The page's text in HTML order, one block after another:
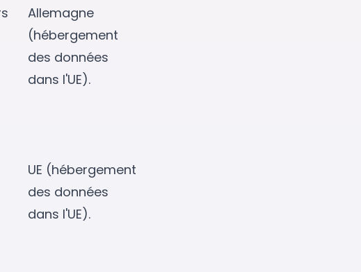
Allemagne
(hébergement
des données
dans l'UE).
UE (hébergement
des données
dans l'UE).